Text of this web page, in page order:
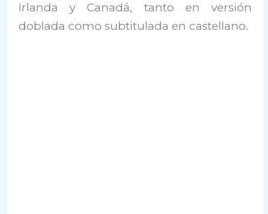
Irlanda y Canadá, tanto en versión
doblada como subtitulada en castellano.